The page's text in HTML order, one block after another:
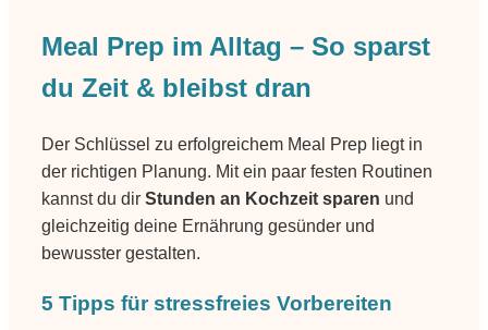
Meal Prep im Alltag – So sparst
du Zeit & bleibst dran
Der Schlüssel zu erfolgreichem Meal Prep liegt in
der richtigen Planung. Mit ein paar festen Routinen
kannst du dir Stunden an Kochzeit sparen und
gleichzeitig deine Ernährung gesünder und
bewusster gestalten.
5 Tipps für stressfreies Vorbereiten